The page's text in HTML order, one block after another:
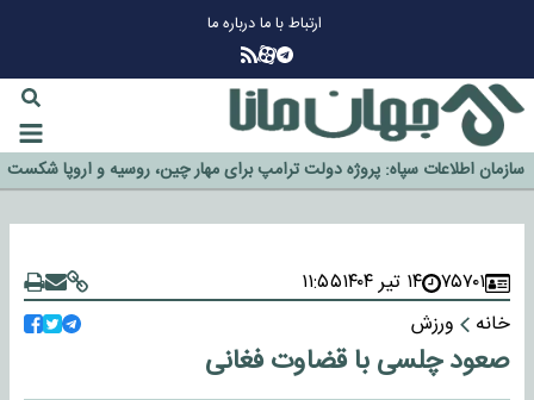
ارتباط با مادرباره ما
گزینه جدایی اوسمار روی میز مدیران پرسپولیس
آیا رئیس جمهور آمریکا قانون را دور می‌زند؟
اخراج رسمی چهره نامدار از پرسپولیس
سازمان اطلاعات سپاه: پروژه دولت ترامپ برای مهار چین، روسیه و اروپا شکست
خورد
۷۵۷۰۱ ۱۴ تیر ۱۴۰۴
۱۱:۵۵
خانه
ورزش
صعود چلسی با قضاوت فغانی